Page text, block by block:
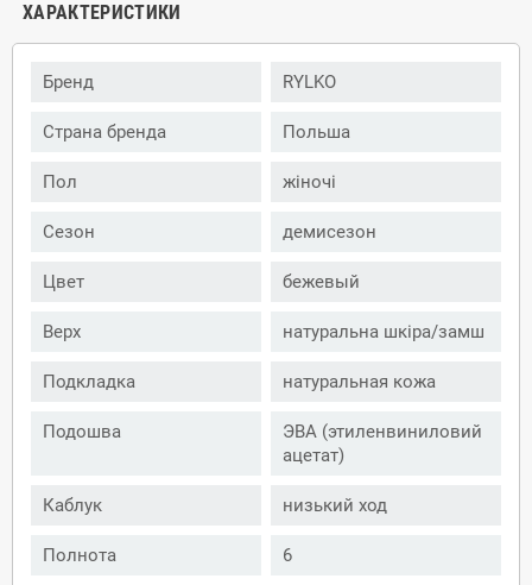
ХАРАКТЕРИСТИКИ
Бренд RYLKO
Страна бренда Польша
Пол жіночі
Сезон демисезон
Цвет бежевый
Верх натуральна шкіра/замш
Подкладка натуральная кожа
Подошва
ЭВА (этиленвиниловий
ацетат)
Каблук низький ход
Полнота 6